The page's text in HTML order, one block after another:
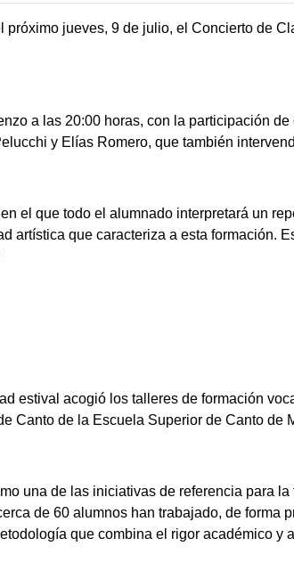
jueves, 9 de julio, el Concierto de
a las 20:00 horas, con la participación
y Elías Romero, que también
el que todo el alumnado interpretará un
artística que caracteriza a esta formación.
estival acogió los talleres de formación
Canto de la Escuela Superior de Canto de
una de las iniciativas de referencia para
de 60 alumnos han trabajado, de forma
que combina el rigor académico y